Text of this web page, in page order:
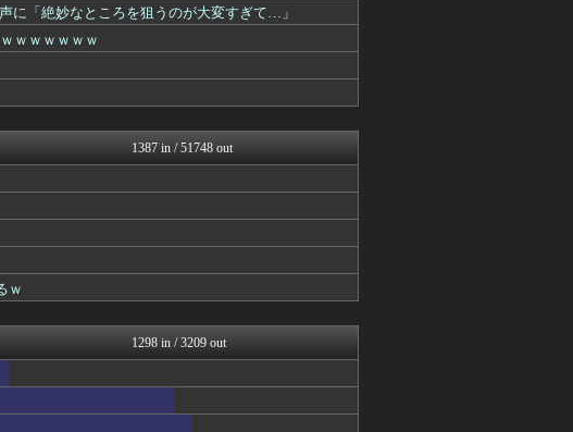
不思議.net - 5ch...
か目...
筋肉速報
ン...
えっ!?またここのサイト?
ｗｗ...
おうまがタイムズ
BIPブログ
に「絶妙なところを狙うのが大変すぎて…」
ｗｗｗｗｗｗ
1387 in / 51748 out
ｗ
1298 in / 3209 out